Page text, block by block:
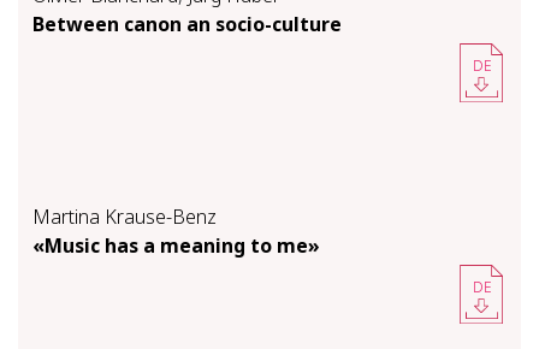
Be­tween canon an so­cio-​cul­ture
DE
Martina Krause-Benz
«Mu­sic has a mean­ing to me»
DE